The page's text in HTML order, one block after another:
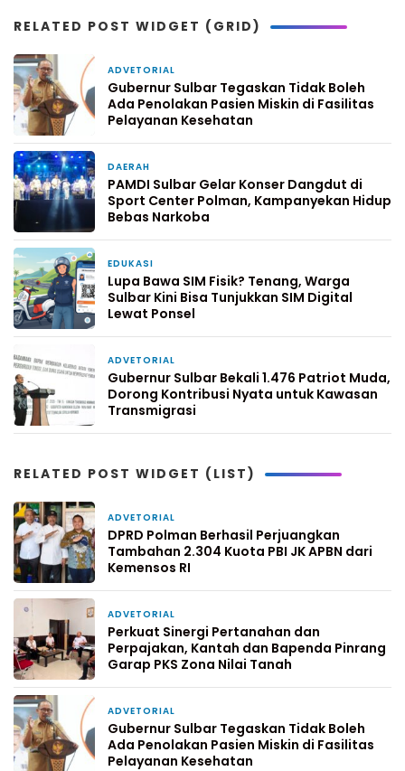
RELATED POST WIDGET (GRID)
ADVETORIAL
Gubernur Sulbar Tegaskan Tidak Boleh
Ada Penolakan Pasien Miskin di Fasilitas
Pelayanan Kesehatan
DAERAH
PAMDI Sulbar Gelar Konser Dangdut di
Sport Center Polman, Kampanyekan Hidup
Bebas Narkoba
EDUKASI
Lupa Bawa SIM Fisik? Tenang, Warga
Sulbar Kini Bisa Tunjukkan SIM Digital
Lewat Ponsel
ADVETORIAL
Gubernur Sulbar Bekali 1.476 Patriot Muda,
Dorong Kontribusi Nyata untuk Kawasan
Transmigrasi
RELATED POST WIDGET (LIST)
ADVETORIAL
DPRD Polman Berhasil Perjuangkan
Tambahan 2.304 Kuota PBI JK APBN dari
Kemensos RI
ADVETORIAL
Perkuat Sinergi Pertanahan dan
Perpajakan, Kantah dan Bapenda Pinrang
Garap PKS Zona Nilai Tanah
ADVETORIAL
Gubernur Sulbar Tegaskan Tidak Boleh
Ada Penolakan Pasien Miskin di Fasilitas
Pelayanan Kesehatan